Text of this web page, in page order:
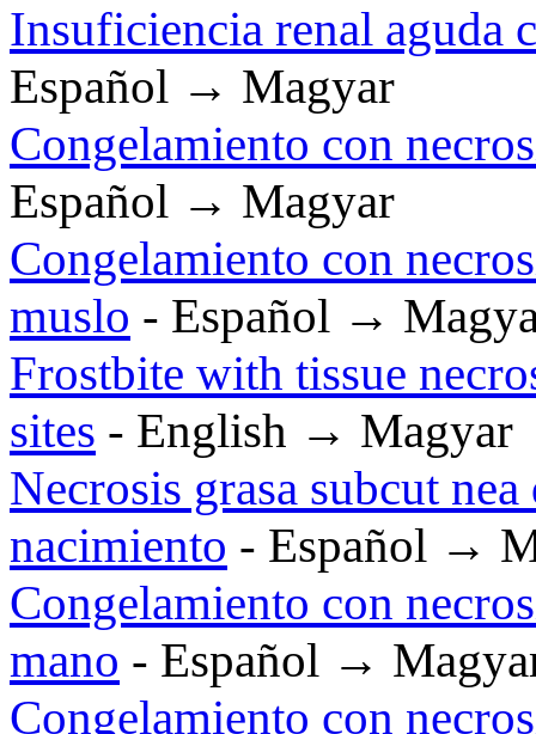
Insuficiencia renal aguda
Español → Magyar
Congelamiento con
Español → Magyar
Congelamiento con
muslo - Español →
Frostbite with tissue
sites - English → Magyar
Necrosis grasa subcut
nacimiento - Español →
Congelamiento con
mano - Español →
Congelamiento con